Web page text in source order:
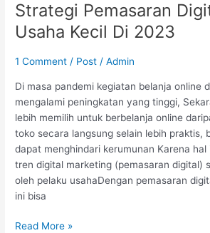
Strategi Pemasaran
Usaha Kecil Di 2023
1 Comment / Post /Admin
Di masa pandemi kegiatan belanja online
mengalami peningkatan yang tinggi,
lebih memilih untuk berbelanja online
toko secara langsung selain lebih praktis,
dapat menghindari kerumunan Karena hal
tren digital marketing (pemasaran digital)
oleh pelaku usahaDengan pemasaran
ini bisa
Strategi
Pemasaran
Digital
Kecil
Di
2023
Read More »